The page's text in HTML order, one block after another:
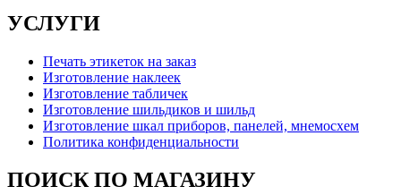
УСЛУГИ
Печать этикеток на заказ
Изготовление наклеек
Изготовление табличек
Изготовление шильдиков и шильд
Изготовление шкал приборов, панелей, мнемосхем
Политика конфиденциальности
ПОИСК ПО МАГАЗИНУ